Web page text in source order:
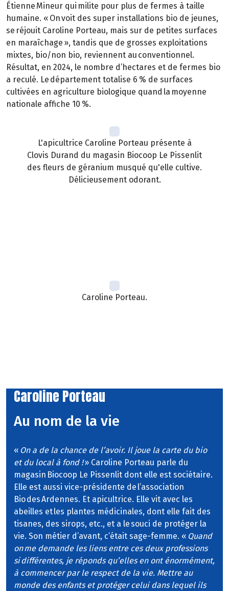
Étienne Mineur qui milite pour plus de fermes à taille
humaine. « On voit des super installations bio de jeunes,
se réjouit Caroline Porteau, mais sur de petites surfaces
en maraîchage », tandis que de grosses exploitations
mixtes, bio/non bio, reviennent au conventionnel.
Résultat, en 2024, le nombre d’hectares et de fermes bio
a reculé. Le département totalise 6 % de surfaces
cultivées en agriculture biologique quand la moyenne
nationale affiche 10 %.
L'apicultrice Caroline Porteau présente à
Clovis Durand du magasin Biocoop Le Pissenlit
des fleurs de géranium musqué qu'elle cultive.
Délicieusement odorant.
Caroline Porteau.
Caroline Porteau
Au nom de la vie
« On a de la chance de l’avoir. Il joue la carte du bio
et du local à fond !» Caroline Porteau parle du
magasin Biocoop Le Pissenlit dont elle est sociétaire.
Elle est aussi vice-présidente de l’association
Bio des Ardennes. Et apicultrice. Elle vit avec les
abeilles et les plantes médicinales, dont elle fait des
tisanes, des sirops, etc., et a le souci de protéger la
vie. Son métier d’avant, c’était sage-femme. « Quand
on me demande les liens entre ces deux professions
si différentes, je réponds qu’elles en ont énormément,
à commencer par le respect de la vie. Mettre au
monde des enfants et protéger celui dans lequel ils